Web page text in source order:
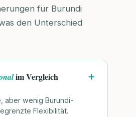
für Burundi
den Unterschied
im Vergleich
aber wenig Burundi-
Flexibilität.